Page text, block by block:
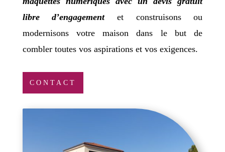
libre d’engagementet construisons ou
modernisons votre maison dans le but de
combler toutes vos aspirations et vos exigences.
CONTACT